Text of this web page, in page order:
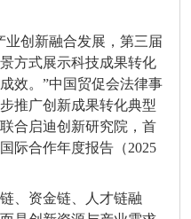
业创新融合发展，第三届
方式展示科技成果转化
效。”中国贸促会法律事
推广创新成果转化典型
合启迪创新研究院，首
际合作年度报告（2025
、资金链、人才链融